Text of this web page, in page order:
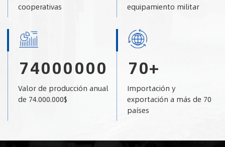
cooperativas
equipamiento militar
74000000
Valor de producción anual
de 74.000.000$
70+
Importación y
exportación a más de 70
países